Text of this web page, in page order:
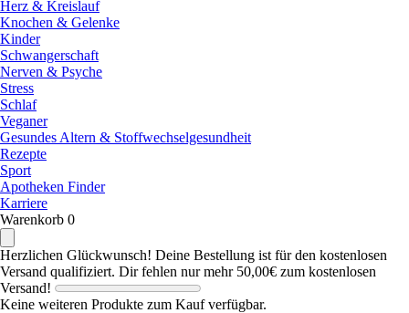
Herz & Kreislauf
Knochen & Gelenke
Kinder
Schwangerschaft
Nerven & Psyche
Stress
Schlaf
Veganer
Gesundes Altern & Stoffwechselgesundheit
Rezepte
Sport
Apotheken Finder
Karriere
Warenkorb 0
Herzlichen Glückwunsch! Deine Bestellung ist für den kostenlosen
Versand qualifiziert. Dir fehlen nur mehr 50,00€ zum kostenlosen
Versand!
Keine weiteren Produkte zum Kauf verfügbar.